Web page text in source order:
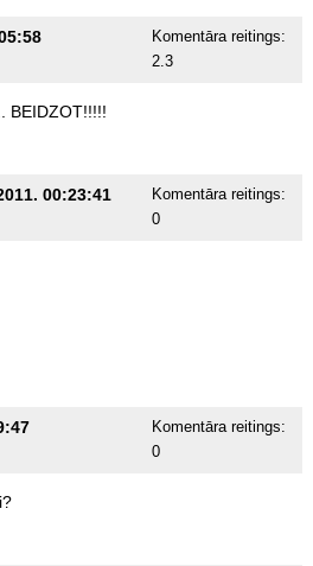
Komentāra reitings:
2.3
BEIDZOT!!!!!
00:23:41
Komentāra reitings:
0
Komentāra reitings:
0